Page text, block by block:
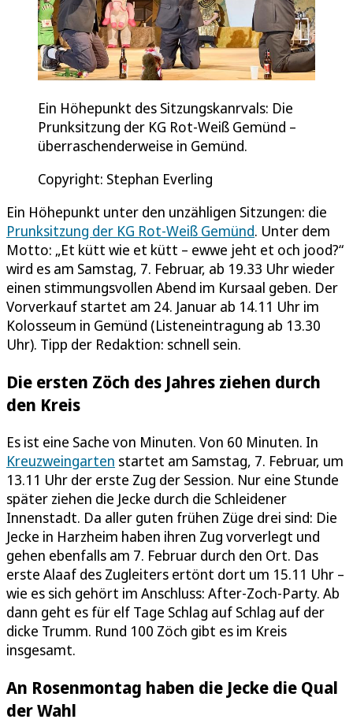
Ein Höhepunkt des Sitzungskanrvals: Die
Prunksitzung der KG Rot-Weiß Gemünd –
überraschenderweise in Gemünd.
Copyright: Stephan Everling
Ein Höhepunkt unter den unzähligen Sitzungen: die
Prunksitzung der KG Rot-Weiß Gemünd. Unter dem
Motto: „Et kütt wie et kütt – ewwe jeht et och jood?“
wird es am Samstag, 7. Februar, ab 19.33 Uhr wieder
einen stimmungsvollen Abend im Kursaal geben. Der
Vorverkauf startet am 24. Januar ab 14.11 Uhr im
Kolosseum in Gemünd (Listeneintragung ab 13.30
Uhr). Tipp der Redaktion: schnell sein.
Die ersten Zöch des Jahres ziehen durch
den Kreis
Es ist eine Sache von Minuten. Von 60 Minuten. In
Kreuzweingarten startet am Samstag, 7. Februar, um
13.11 Uhr der erste Zug der Session. Nur eine Stunde
später ziehen die Jecke durch die Schleidener
Innenstadt. Da aller guten frühen Züge drei sind: Die
Jecke in Harzheim haben ihren Zug vorverlegt und
gehen ebenfalls am 7. Februar durch den Ort. Das
erste Alaaf des Zugleiters ertönt dort um 15.11 Uhr –
wie es sich gehört im Anschluss: After-Zoch-Party. Ab
dann geht es für elf Tage Schlag auf Schlag auf der
dicke Trumm. Rund 100 Zöch gibt es im Kreis
insgesamt.
An Rosenmontag haben die Jecke die Qual
der Wahl